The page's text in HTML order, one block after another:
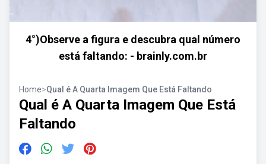
4°)Observe a figura e descubra qual número
está faltando: - brainly.com.br
Home>Qual é A Quarta Imagem Que Está Faltando
Qual é A Quarta Imagem Que Está
Faltando